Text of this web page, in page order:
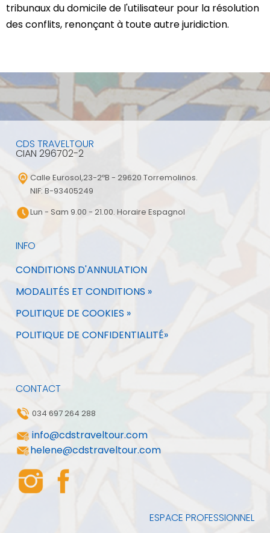
tribunaux du domicile de l'utilisateur pour la résolution
des conflits, renonçant à toute autre juridiction.
CDS TRAVELTOUR
CIAN 296702-2
Calle Eurosol,23-2ºB - 29620 Torremolinos.
NIF: B-93405249
Lun - Sam 9.00 - 21.00. Horaire Espagnol
INFO
CONDITIONS D'ANNULATION
MODALITÉS ET CONDITIONS »
POLITIQUE DE COOKIES »
POLITIQUE DE CONFIDENTIALITÉ»
CONTACT
034 697 264 288
info@cdstraveltour.com
helene@cdstraveltour.com
ESPACE PROFESSIONNEL